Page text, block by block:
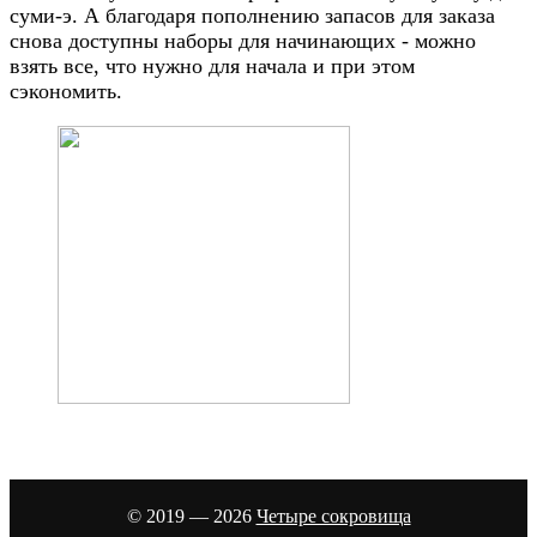
суми-э. А благодаря пополнению запасов для заказа
снова доступны наборы для начинающих - можно
взять все, что нужно для начала и при этом
сэкономить.
© 2019 — 2026 Четыре сокровища